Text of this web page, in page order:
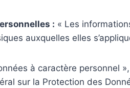
: « Les
auxquelles elles
à caractère personnel
sur la Protection des